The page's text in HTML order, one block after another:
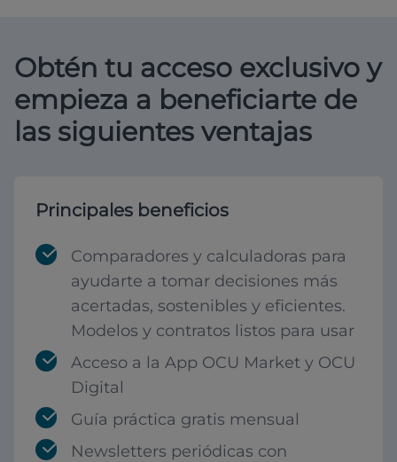
Obtén tu acceso exclusivo y
empieza a beneficiarte de
las siguientes ventajas
Principales beneficios
Comparadores y calculadoras para
ayudarte a tomar decisiones más
acertadas, sostenibles y eficientes.
Modelos y contratos listos para usar
Acceso a la App OCU Market y OCU
Digital
Guía práctica gratis mensual
Newsletters periódicas con